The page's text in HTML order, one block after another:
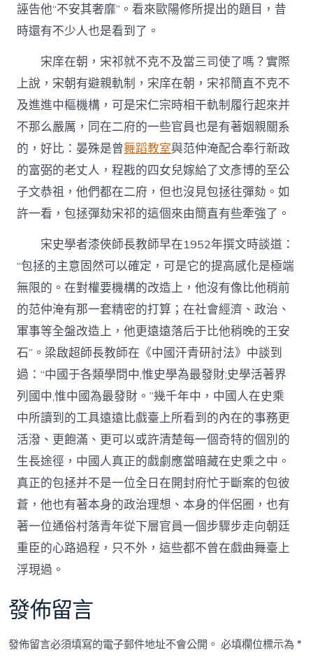
誣告他“不安其奢靡”。看來歐陽修所提出的題目，昔
時還有不少人也是看到了。
宋庠在朝，宋祁就不克不及當三司使了嗎？實際
上說，宋朝有避親軌制，宋庠在朝，宋祁簡直不克不
及進進中樞機構，可是宋仁宗時相干軌制履行起來并
不那么嚴厲，同在二府的一些官員也是有著姻親關系
的，好比：晏殊是曾舞蹈教室與范仲淹配合奉行新政
的富弼的老丈人，程戡的四女兒嫁給了文彥博的至公
子文恭祖，他們都在二府，但也沒見包拯往彈劾。如
許一看，包拯彈劾宋祁的這個來由簡直有些牽強了。
宋史學者漆俠師長教師早在1952年撰文時談道：
“包拯的主意固然可以確定，可是它的提高感化是極端
無限的。在對權要機構的改造上，他沒有像比他稍前
的范仲淹有那一套精密的打算；在社會經濟、政治、
軍事等全盤改造上，他更遠遠落后于比他稍晚的王安
石”。梁啟超師長教師在《中國汗青研討法》中談到
過：“中國于各類學問中,惟史學為最發財;史學活著界
列國中,惟中國為最發財。”幾千年中，中國人在史乘
中所讀到的工具遠遠比戲臺上所看到的內在的事務更
活潑、更飽滿、更可以或許清楚每一個奇特的個別的
生長途徑，中國人真正的戲劇應當暗藏在史乘之中。
真正的包拯并不是一位全日在開封府忙于斷案的包彼
蒼，他也有著本身的政治理想、本身的伴侶圈，也有
著一位通俗村落青年從下層官員一個步驟步走向朝廷
重臣的心路過程，只不外，這些都不曾在戲曲舞臺上
浮現過。
發佈留言
發佈留言必須填寫的電子郵件地址不會公開。 必填欄位標示為*